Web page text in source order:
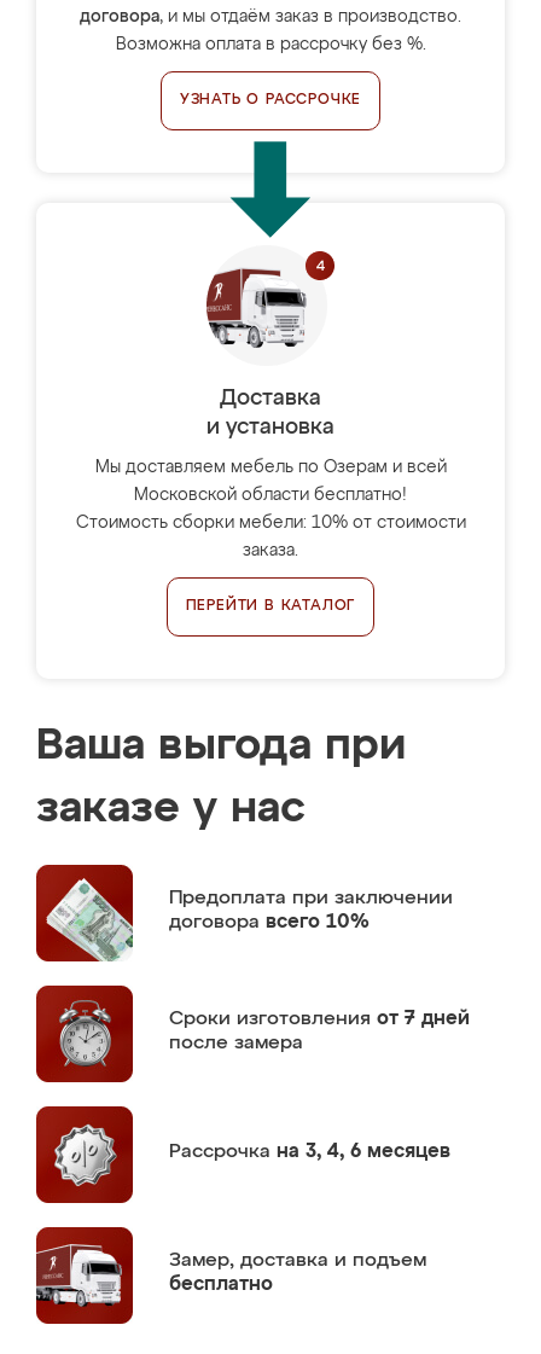
договора, и мы отдаём заказ в производство.
Возможна оплата в рассрочку без %.
УЗНАТЬ О РАССРОЧКЕ
Доставка
и установка
Мы доставляем мебель по Озерам и всей
Московской области бесплатно!
Стоимость сборки мебели: 10% от стоимости
заказа.
ПЕРЕЙТИ В КАТАЛОГ
Ваша выгода при
заказе у нас
Предоплата при заключении
договора всего 10%
Сроки изготовления от 7 дней
после замера
Рассрочка на 3, 4, 6 месяцев
Замер, доставка и подъем
бесплатно